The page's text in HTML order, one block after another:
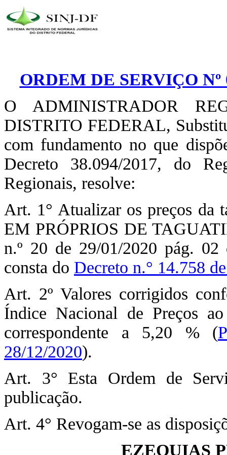
ORDEM DE SERVIÇO
O ADMINISTRADOR
DISTRITO FEDERAL,
com fundamento no que
Decreto 38.094/2017, do
Regionais, resolve:
Art. 1° Atualizar os preços da
EM PRÓPRIOS DE
n.º 20 de 29/01/2020 pág.
consta do Decreto n.° 14.758
Art. 2º Valores corrigidos
Índice Nacional de Preços
correspondente a 5,20 % (
28/12/2020).
Art. 3° Esta Ordem de
publicação.
Art. 4° Revogam-se as
EZEQUIAS